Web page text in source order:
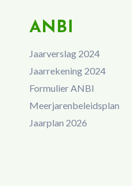
ANBI
Jaarverslag 2024
Jaarrekening 2024
Formulier ANBI
Meerjarenbeleidsplan
Jaarplan 2026